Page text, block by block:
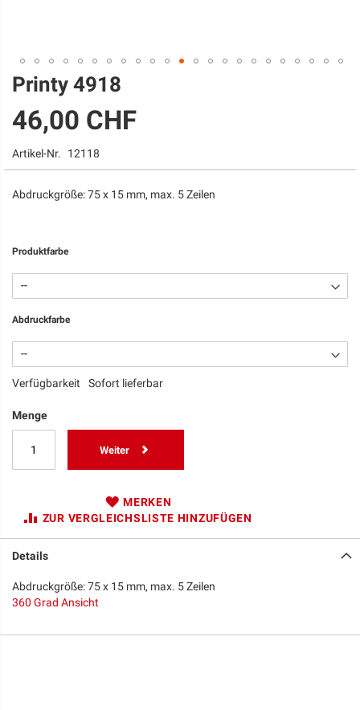
Zum
der
Bildgalerie
Printy 4918
46,00 CHF
Artikel-Nr. 12118
Abdruckgröße: 75 x 15 mm, max. 5 Zeilen
Produktfarbe
Abdruckfarbe
Verfügbarkeit Sofort lieferbar
Menge
Weiter
MERKEN
ZUR VERGLEICHSLISTE HINZUFÜGEN
Details
Abdruckgröße: 75 x 15 mm, max. 5 Zeilen
360 Grad Ansicht